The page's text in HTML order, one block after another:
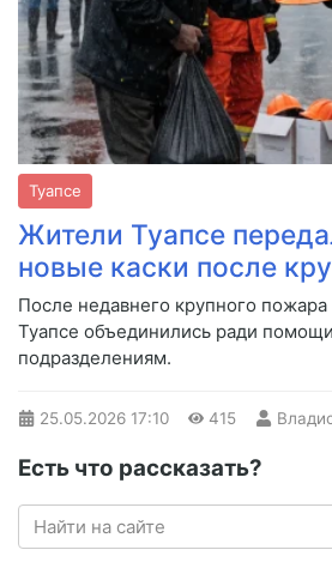
Туапсе
Жители Туапсе
новые каски после
После недавнего крупного
Туапсе объединились ради
подразделениям.
25.05.2026 17:10 415
Есть что рассказать?